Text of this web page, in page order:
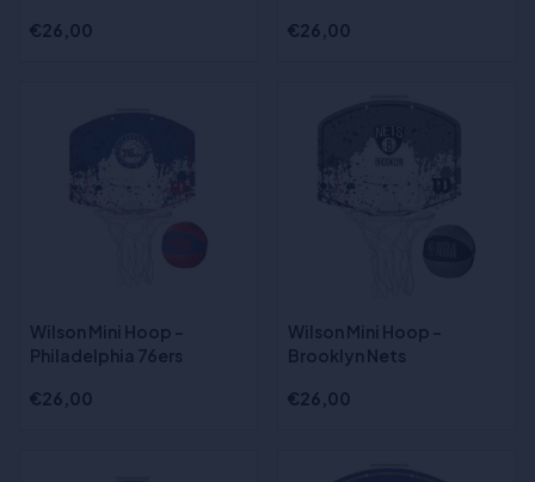
€26,00 €26,00
Wilson Mini Hoop -
Philadelphia 76ers
€26,00
Wilson Mini Hoop -
Brooklyn Nets
€26,00